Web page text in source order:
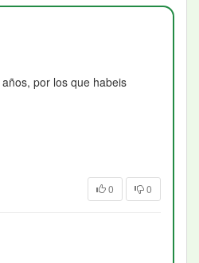
por los que habeis
0 0